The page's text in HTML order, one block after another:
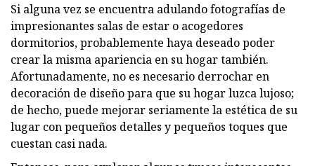
Si alguna vez se encuentra adulando fotografías de
impresionantes salas de estar o acogedores
dormitorios, probablemente haya deseado poder
crear la misma apariencia en su hogar también.
Afortunadamente, no es necesario derrochar en
decoración de diseño para que su hogar luzca lujoso;
de hecho, puede mejorar seriamente la estética de su
lugar con pequeños detalles y pequeños toques que
cuestan casi nada.